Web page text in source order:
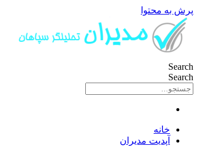
پرش به محتوا
Search
Search
خانه
آپدیت مدیران